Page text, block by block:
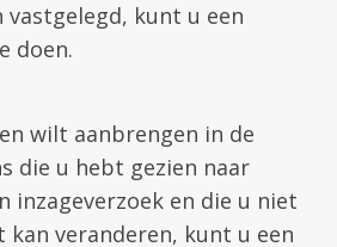
vastgelegd, kunt u een
doen.
wilt aanbrengen in de
die u hebt gezien naar
inzageverzoek en die u niet
kan veranderen, kunt u een